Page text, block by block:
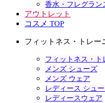
香水・フレグラン
アウトレット
コスメ TOP
フィットネス・トレー
フィットネス・ト
メンズ シューズ
メンズ ウェア
レディース シュ
レディースウェア